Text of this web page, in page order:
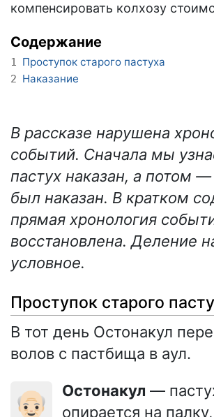
компенсировать колхозу
Содержание
1 Проступок старого пастуха
2 Наказание
В рассказе нарушена
событий. Сначала мы
пастух наказан, а потом —
был наказан. В кратком
прямая хронология
восстановлена. Деление
условное.
Проступок старого
В тот день Остонакул
волов с пастбища в аул.
👴🏻 Остонакул —
опирается на